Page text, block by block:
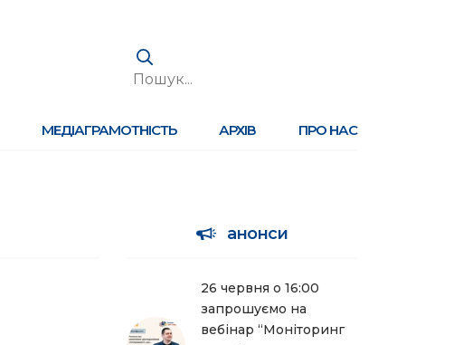
МЕДІАГРАМОТНІСТЬ АРХІВ ПРО НАС
анонси
26 червня о 16:00
запрошуємо на
вебінар “Моніторинг